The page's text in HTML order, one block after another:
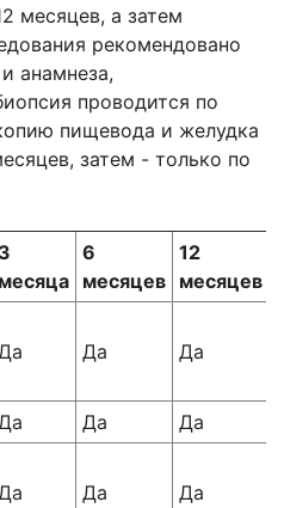
месяцев, а затем
рекомендовано
анамнеза,
проводится по
пищевода и желудка
затем - только по
3
месяца
6
месяцев
12
месяцев
Да Да
Да Да
Да Да